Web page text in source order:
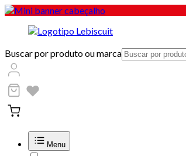
Buscar por produto ou marca
Menu